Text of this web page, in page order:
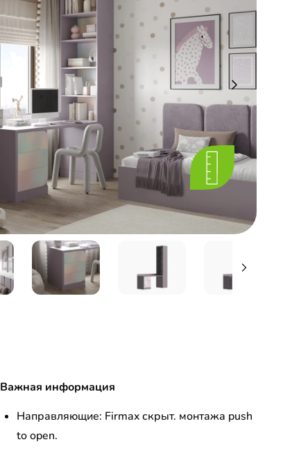
Важная информация
Направляющие: Firmax скрыт. монтажа push
to open.